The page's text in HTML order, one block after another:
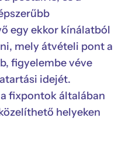
egy ekkor kínálatból
mely átvételi pont a
figyelembe véve
idejét.
fixpontok általában
helyeken